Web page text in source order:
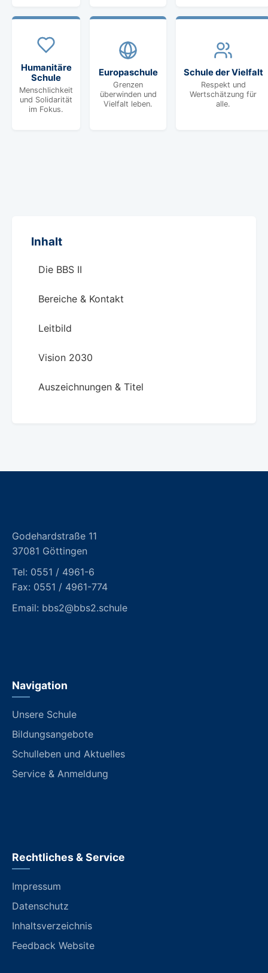
Humanitäre
Schule
Menschlichkeit
und Solidarität
im Fokus.
Europaschule
Grenzen
überwinden und
Vielfalt leben.
Schule der Vielfalt
Respekt und
Wertschätzung für
alle.
Inhalt
Die BBS II
Bereiche & Kontakt
Leitbild
Vision 2030
Auszeichnungen & Titel
Godehardstraße 11
37081 Göttingen
Tel: 0551 / 4961-6
Fax: 0551 / 4961-774
Email: bbs2@bbs2.schule
Navigation
Unsere Schule
Bildungsangebote
Schulleben und Aktuelles
Service & Anmeldung
Rechtliches & Service
Impressum
Datenschutz
Inhaltsverzeichnis
Feedback Website